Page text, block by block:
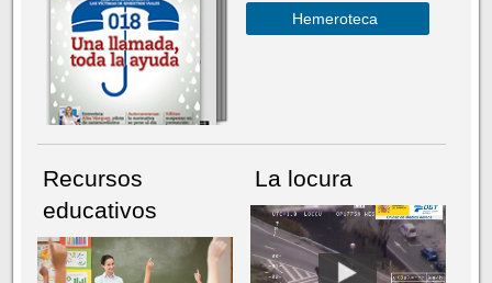
Hemeroteca
Recursos
educativos
La locura